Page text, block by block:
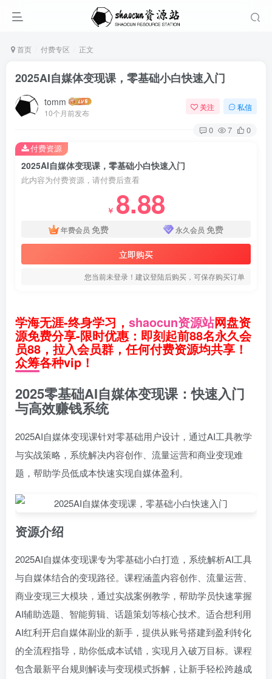
首页 付费专区 正文
2025AI自媒体变现课，零基础小白快速入门
tomm
10个月前发布
关注 私信
0 7 0
2025AI自媒体变现课，零基础小白快速入门
此内容为付费资源，请付费后查看
￥ 8.88
年费会员 免费 永久会员 免费
立即购买
您当前未登录！建议登陆后购买，可保存购买订单
付费资源
学海无涯-终身学习， shaocun资源站网盘资
源免费分享-限时优惠：即刻起前88名永久会
员88，拉入会员群，任何付费资源均共享！
众筹各种vip！
2025零基础AI自媒体变现课：快速入门
与高效赚钱系统
2025AI自媒体变现课针对零基础用户设计，通过AI工具教学
与实战策略，系统解决内容创作、流量运营和商业变现难
题，帮助学员低成本快速实现自媒体盈利。
资源介绍
2025AI自媒体变现课专为零基础小白打造，系统解析AI工具
与自媒体结合的变现路径。课程涵盖内容创作、流量运营、
商业变现三大模块，通过实战案例教学，帮助学员快速掌握
AI辅助选题、智能剪辑、话题策划等核心技术。适合想利用
AI红利开启自媒体副业的新手，提供从账号搭建到盈利转化
的全流程指导，助你低成本试错，实现月入破万目标。课程
包含最新平台规则解读与变现模式拆解，让新手轻松跨越成